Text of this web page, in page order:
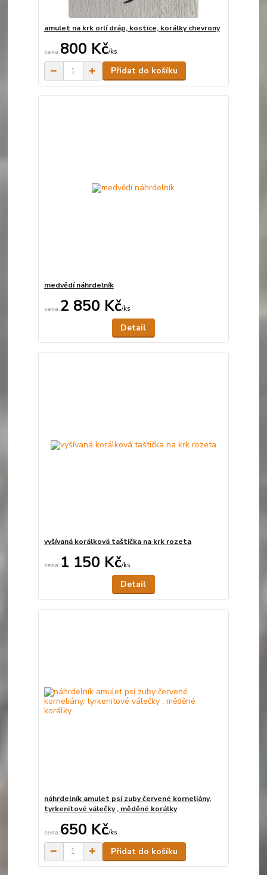
amulet na krk orlí dráp, kostice, korálky chevrony
800 Kč/ks
Přidat do košíku
medvědí náhrdelník
2 850 Kč/ks
Detail
vyšívaná korálková taštička na krk rozeta
1 150 Kč/ks
Detail
náhrdelník amulet psí zuby červené korneliány,
tyrkenitové válečky , měděné korálky
650 Kč/ks
Přidat do košíku